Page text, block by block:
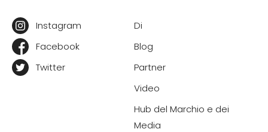
Instagram
Facebook
Twitter
Di
Blog
Partner
Video
Hub del Marchio e dei
Media